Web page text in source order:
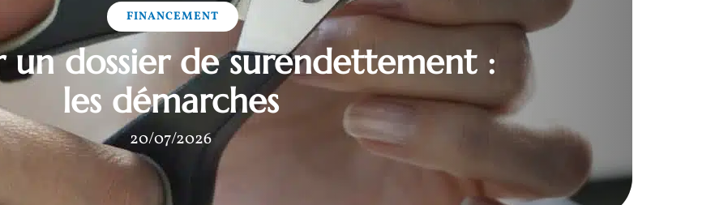
FINANCEMENT
un dossier de surendettement :
les démarches
20/07/2026